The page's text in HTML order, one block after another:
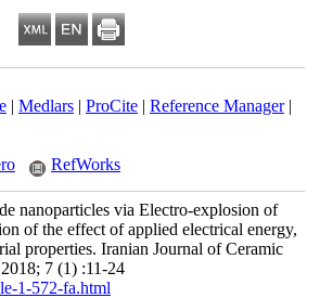
|Medlars |ProCite |Reference Manager
RefWorks
nanoparticles via Electro-explosion of
of the effect of applied electrical energy,
properties. Iranian Journal of Ceramic
2018; 7 (1) :11-24
1-572-fa.html